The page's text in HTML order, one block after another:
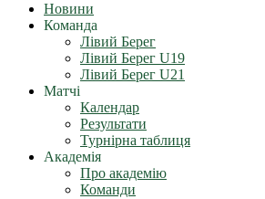
Новини
Команда
Лівий Берег
Лівий Берег U19
Лівий Берег U21
Матчі
Календар
Результати
Турнірна таблиця
Академія
Про академію
Команди